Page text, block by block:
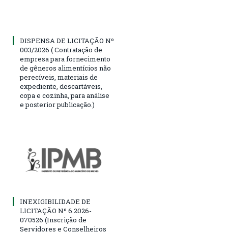
DISPENSA DE LICITAÇÃO Nº
003/2026 ( Contratação de
empresa para fornecimento
de gêneros alimentícios não
perecíveis, materiais de
expediente, descartáveis,
copa e cozinha, para análise
e posterior publicação.)
INEXIGIBILIDADE DE
LICITAÇÃO Nº 6.2026-
070526 (Inscrição de
Servidores e Conselheiros